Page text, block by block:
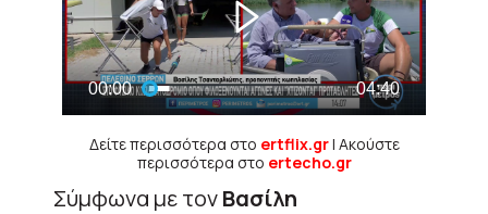
Δείτε περισσότερα στο ertflix.gr| Ακούστε
περισσότερα στο ertecho.gr
Σύμφωνα με τονΒασίλη